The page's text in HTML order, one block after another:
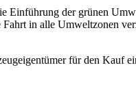
Einführung der grünen
in alle Umweltzonen
für den Kauf